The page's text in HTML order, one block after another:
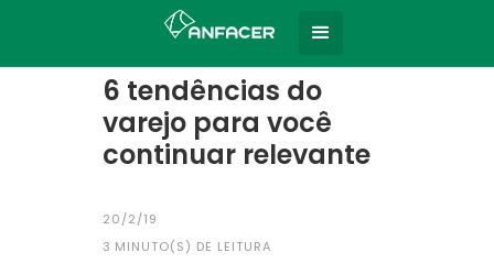
Todas as notícias
6 tendências do
varejo para você
continuar relevante
20/2/19
3 MINUTO(S) DE LEITURA